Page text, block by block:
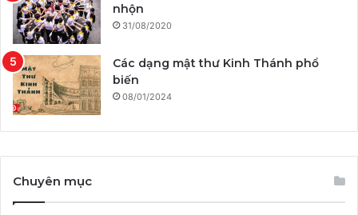
nhộn
31/08/2020
Các dạng mật thư Kinh Thánh phổ
biến
08/01/2024
Chuyên mục